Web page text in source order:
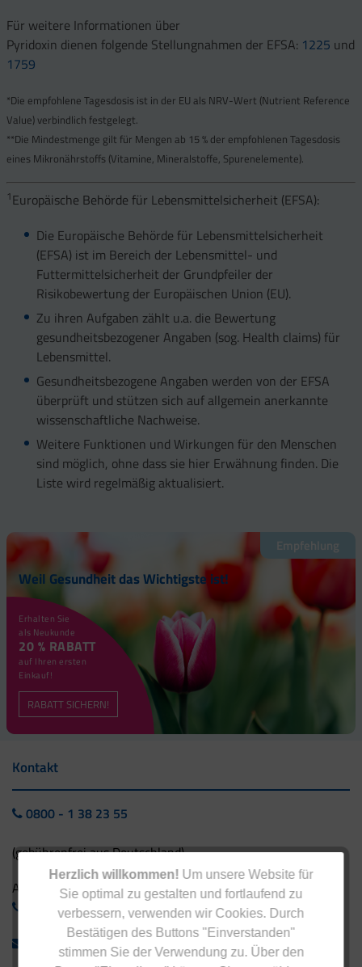
Herzlich willkommen! Um unsere Website für
Sie optimal zu gestalten und fortlaufend zu
verbessern, verwenden wir Cookies. Durch
Bestätigen des Buttons "Einverstanden"
stimmen Sie der Verwendung zu. Über den
Für weitere Informationen über
Pyridoxin dienen folgende Stellungnahmen der EFSA: 1225 und
1759
*Die empfohlene Tagesdosis ist in der EU als NRV-Wert (Nutrient Reference
Value) verbindlich festgelegt.
**Die Mindestmenge gilt für Mengen ab 15 % der empfohlenen Tagesdosis
eines Mikronährstoffs (Vitamine, Mineralstoffe, Spurenelemente).
1Europäische Behörde für Lebensmittelsicherheit (EFSA):
Die Europäische Behörde für Lebensmittelsicherheit
(EFSA) ist im Bereich der Lebensmittel- und
Futtermittelsicherheit der Grundpfeiler der
Risikobewertung der Europäischen Union (EU).
Zu ihren Aufgaben zählt u.a. die Bewertung
gesundheitsbezogener Angaben (sog. Health claims) für
Lebensmittel.
Gesundheitsbezogene Angaben werden von der EFSA
überprüft und stützen sich auf allgemein anerkannte
wissenschaftliche Nachweise.
Weitere Funktionen und Wirkungen für den Menschen
sind möglich, ohne dass sie hier Erwähnung finden. Die
Liste wird regelmäßig aktualisiert.
Empfehlung
Weil Gesundheit das Wichtigste ist!
Erhalten Sie
als Neukunde
20 % RABATT
auf Ihren ersten
Einkauf!
RABATT SICHERN!
Kontakt
0800 - 1 38 23 55
(gebührenfrei aus Deutschland)
Ausland:
+49 - 5042 940 660
info@eucell.de